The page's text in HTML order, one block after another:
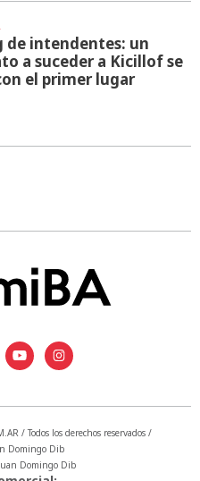
de intendentes: un
a suceder a Kicillof se
el primer lugar
/ Todos los derechos reservados /
Domingo Dib
Domingo Dib